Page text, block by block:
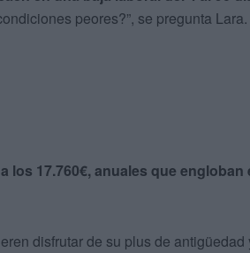
peores?”, se pregunta Lara.
los 17.760€, anuales que
disfrutar de su plus de